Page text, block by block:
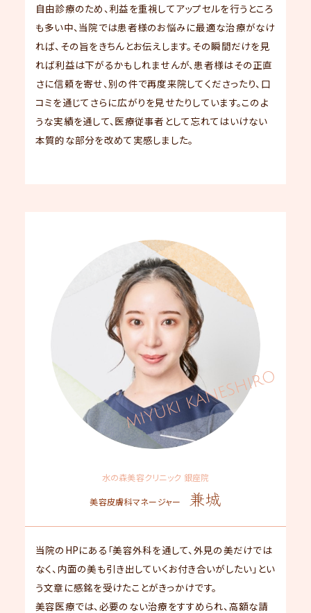
自由診療のため、利益を重視してアップセルを行うところ
も多い中、当院では患者様のお悩みに最適な治療がなけ
れば、その旨をきちんとお伝えします。その瞬間だけを見
れば利益は下がるかもしれませんが、患者様はその正直
さに信頼を寄せ、別の件で再度来院してくださったり、口
コミを通じてさらに広がりを見せたりしています。このよ
うな実績を通して、医療従事者として忘れてはいけない
本質的な部分を改めて実感しました。
水の森美容クリニック 銀座院
美容皮膚科マネージャー 兼城
当院のHPにある「美容外科を通して、外見の美だけでは
なく、内面の美も引き出していくお付き合いがしたい」とい
う文章に感銘を受けたことがきっかけです。
美容医療では、必要のない治療をすすめられ、高額な請